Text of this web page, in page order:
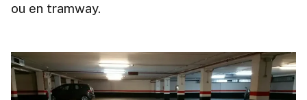
ou en tramway.